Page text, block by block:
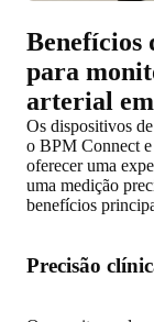
Benefícios
para
arterial em
Os dispositivos
o BPM Connect
oferecer uma
uma medição
benefícios
Precisão